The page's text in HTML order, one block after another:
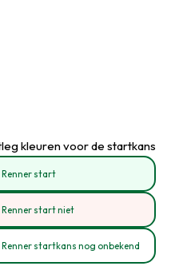
kleuren voor de startkans
Renner start
Renner start niet
Renner startkans nog onbekend